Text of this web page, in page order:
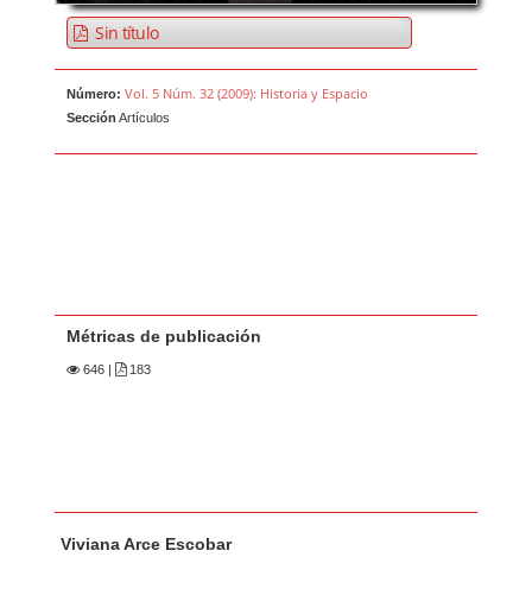
Sin título
Número: Vol. 5 Núm. 32 (2009): Historia y Espacio
Sección Artículos
Métricas de publicación
646 | 183
u
Viviana Arce Escobar